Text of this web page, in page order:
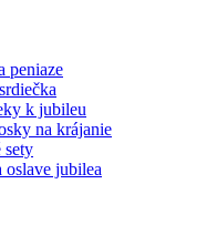
peniaze
k jubileu
na krájanie
sety
jubilea